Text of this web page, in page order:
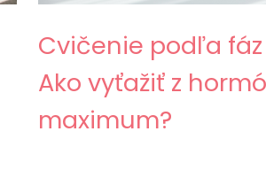
Cvičenie podľa
Ako vyťažiť z
maximum?